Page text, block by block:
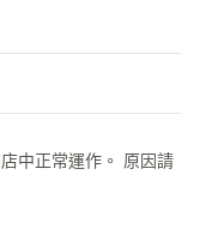
中正常運作。 原因請